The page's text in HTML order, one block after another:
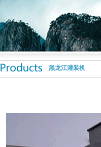
黑龙江灌装机